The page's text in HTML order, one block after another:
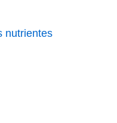
nutrientes